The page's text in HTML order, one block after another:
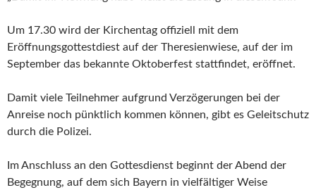
Um 17.30 wird der Kirchentag offiziell mit dem
Eröffnungsgottestdiest auf der Theresienwiese, auf der im
September das bekannte Oktoberfest stattfindet, eröffnet.
Damit viele Teilnehmer aufgrund Verzögerungen bei der
Anreise noch pünktlich kommen können, gibt es Geleitschutz
durch die Polizei.
Im Anschluss an den Gottesdienst beginnt der Abend der
Begegnung, auf dem sich Bayern in vielfältiger Weise